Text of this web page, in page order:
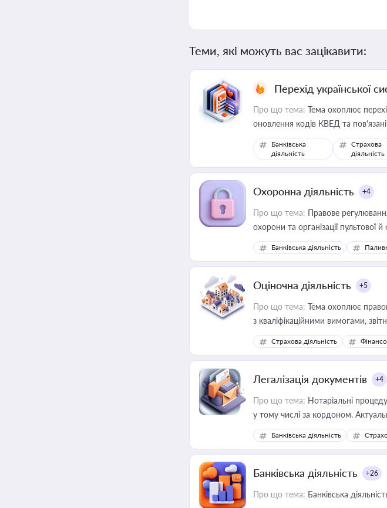
Теми, які можуть вас зацікавити:
Перехід української
Про що тема: Тема охоплює
оновлення кодів КВЕД та
Банківська
діяльність
Страхова
діяльність
Охоронна діяльність +4
Про що тема: Правове
охорони та організації пультової
Банківська діяльність
Оціночна діяльність +5
Про що тема: Тема охоплює
з кваліфікаційними вимогами,
медійних змін у цій сфері
приватизації, оренди державного
Страхова діяльність
Легалізація документів +4
Про що тема: Нотаріальні
у тому числі за кордоном.
ризиків недійсності та
Банківська діяльність
Банківська діяльність +26
Про що тема: Банківська